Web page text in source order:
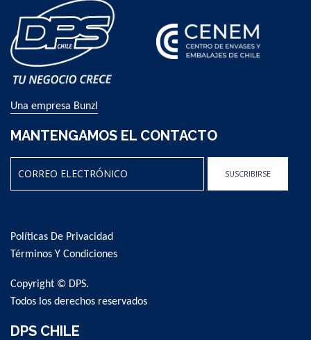
Una empresa Bunzl
MANTENGAMOS EL CONTACTO
Our
Newsletter:
SUSCRIBIRSE
Políticas De Privacidad
Términos Y Condiciones
Copyright © DPS.
Todos los derechos reservados
DPS CHILE